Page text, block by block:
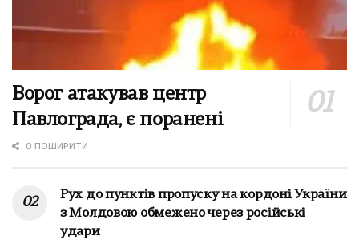
Ворог атакував центр
Павлограда, є поранені
0 ПОШИРИТИ
Рух до пунктів пропуску на кордоні України
з Молдовою обмежено через російські
удари